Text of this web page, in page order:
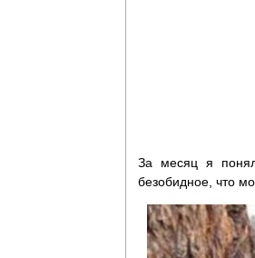
За месяц я
безобидное, что